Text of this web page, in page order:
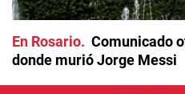
En Rosario
Comunicado
donde murió Jorge Messi